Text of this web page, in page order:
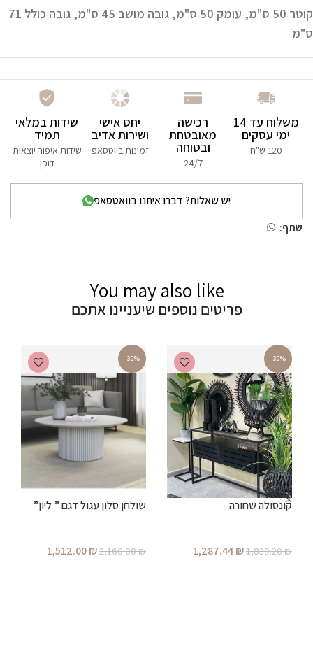
קוטר 50 ס"מ, עומק 50 ס"מ, גובה מושב 45 ס"מ, גובה כולל 71
ס"מ
משלוח עד 14
ימי עסקים
120 ש"ח
רכישה
מאובטחת
ובטוחה
24/7
יחס אישי
ושירות אדיב
זמינות בווטסאפ
שידות במלאי
תמיד
שידות איפור יוצאות
דופן
יש שאלות? דברו איתנו בוואטסאפ
שתף:
You may also like
פריטים נוספים שיעניינו אתכם
-30%
קונסולה שחורה
1,839.20₪
1,287.44₪
-30%
שולחן סלון עגול דגם ” ליון”
2,160.00₪
1,512.00₪